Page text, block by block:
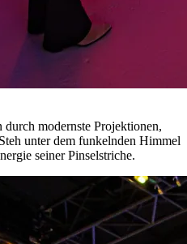
modernste Projektionen,
unter dem funkelnden Himmel
seiner Pinselstriche.